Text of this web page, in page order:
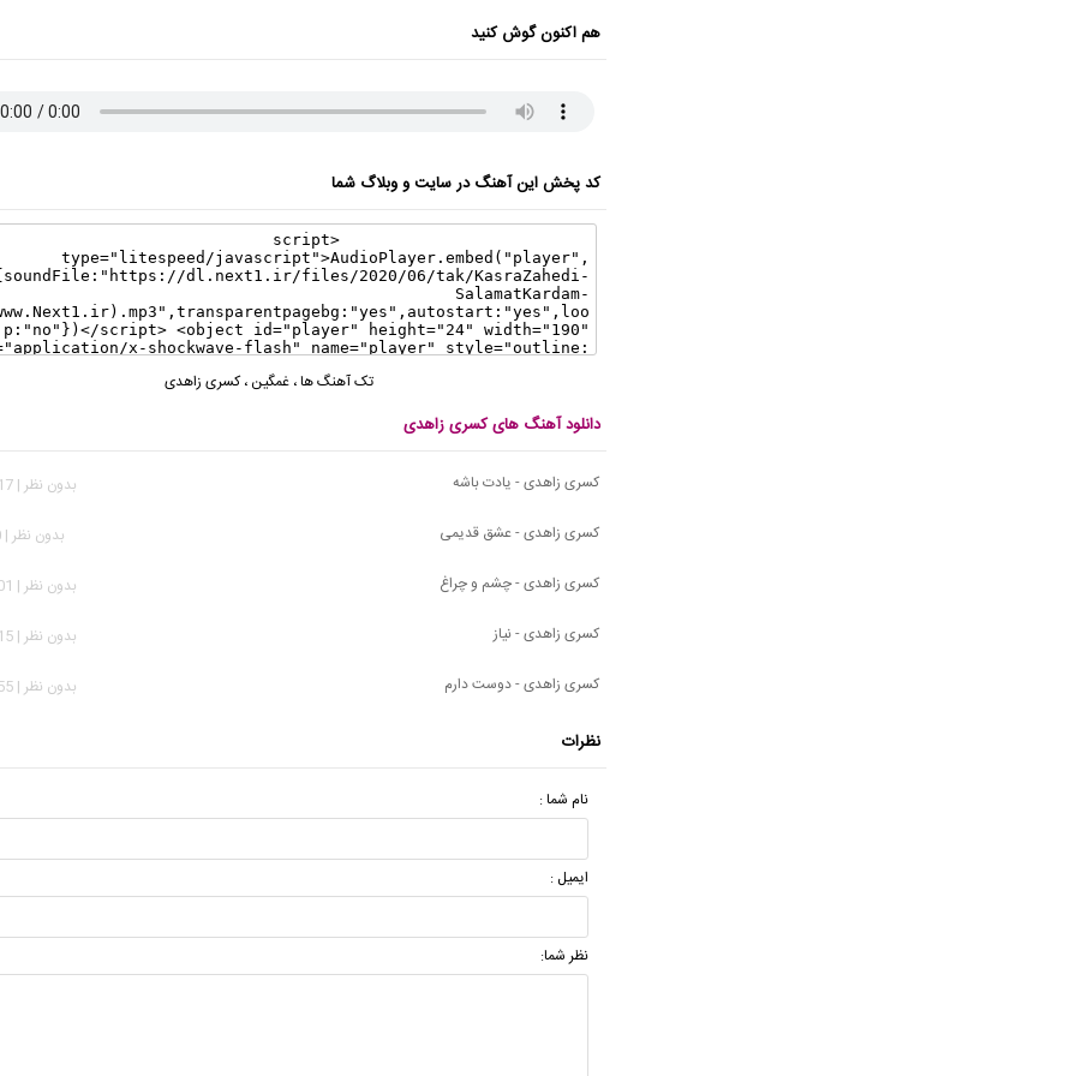
هم اکنون گوش کنید
کد پخش این آهنگ در سایت و وبلاگ شما
تک آهنگ ها، غمگین ،کسری زاهدی
دانلود آهنگ های کسری زاهدی
کسری زاهدی - یادت باشه
بدون نظر | 4,617 بازدید
کسری زاهدی - عشق قدیمی
بدون نظر | 790 بازدید
کسری زاهدی - چشم و چراغ
بدون نظر | 4,701 بازدید
کسری زاهدی - نیاز
بدون نظر | 3,015 بازدید
کسری زاهدی - دوست دارم
بدون نظر | 2,755 بازدید
نظرات
نام شما :
ایمیل :
نظر شما: